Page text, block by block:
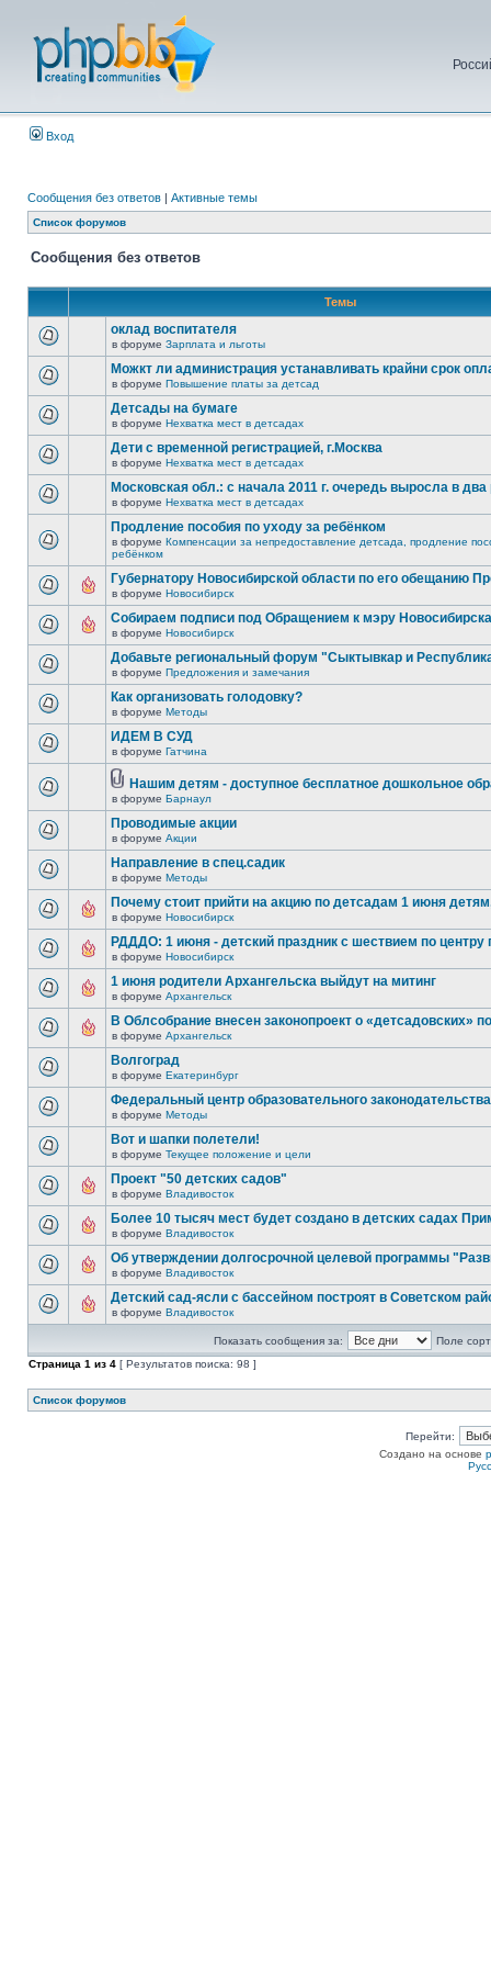
Вход
Сообщения без ответов | Активные темы
Список форумов
Сообщения без ответов
Темы
оклад воспитателя
в форуме Зарплата и льготы
Можкт ли администрация устанавливать крайни срок
в форуме Повышение платы за детсад
Детсады на бумаге
в форуме Нехватка мест в детсадах
Дети с временной регистрацией, г.Москва
в форуме Нехватка мест в детсадах
Московская обл.: с начала 2011 г. очередь выросла в два
в форуме Нехватка мест в детсадах
Продление пособия по уходу за ребёнком
в форуме Компенсации за непредоставление детсада, продление
ребёнком
Губернатору Новосибирской области по его обещанию
в форуме Новосибирск
Собираем подписи под Обращением к мэру
в форуме Новосибирск
Добавьте региональный форум "Сыктывкар и
в форуме Предложения и замечания
Как организовать голодовку?
в форуме Методы
ИДЕМ В СУД
в форуме Гатчина
Нашим детям - доступное бесплатное дошкольное
в форуме Барнаул
Проводимые акции
в форуме Акции
Направление в спец.садик
в форуме Методы
Почему стоит прийти на акцию по детсадам 1 июня
в форуме Новосибирск
РДДДО: 1 июня - детский праздник с шествием по центру
в форуме Новосибирск
1 июня родители Архангельска выйдут на митинг
в форуме Архангельск
В Облсобрание внесен законопроект о «детсадовских»
в форуме Архангельск
Волгоград
в форуме Екатеринбург
Федеральный центр образовательного
в форуме Методы
Вот и шапки полетели!
в форуме Текущее положение и цели
Проект "50 детских садов"
в форуме Владивосток
Более 10 тысяч мест будет создано в детских садах
в форуме Владивосток
Об утверждении долгосрочной целевой программы
в форуме Владивосток
Детский сад-ясли с бассейном построят в Советском
в форуме Владивосток
Показать сообщения за:
Поле
Страница 1 из 4 [ Результатов поиска: 98 ]
Список форумов
Перейти:
Создано на основе